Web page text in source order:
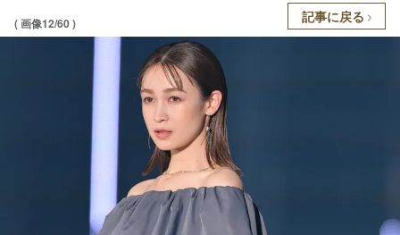
( 画像12/60 ) 記事に戻る